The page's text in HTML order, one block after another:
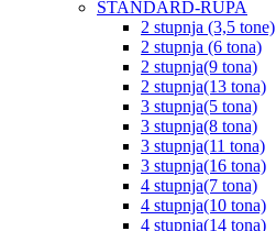
STANDARD-RUPA
2 stupnja (3,5 tone)
2 stupnja (6 tona)
2 stupnja(9 tona)
2 stupnja(13 tona)
3 stupnja(5 tona)
3 stupnja(8 tona)
3 stupnja(11 tona)
3 stupnja(16 tona)
4 stupnja(7 tona)
4 stupnja(10 tona)
4 stupnja(14 tona)